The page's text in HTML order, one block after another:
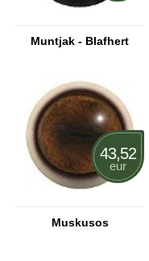
Muntjak - Blafhert
Muskusos
43,52
eur